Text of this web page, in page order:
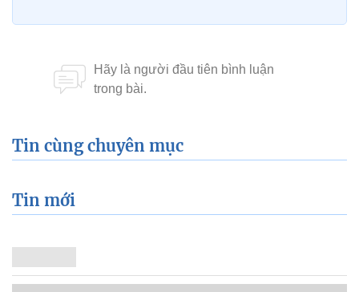
Tin cùng chuyên mục
Tin mới